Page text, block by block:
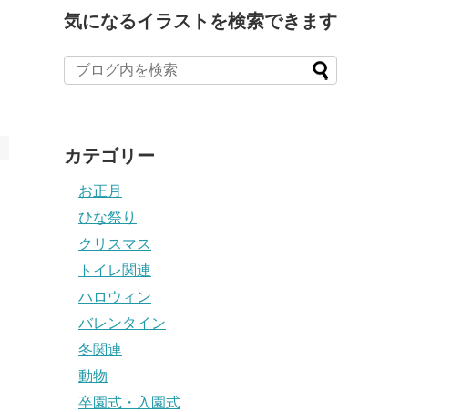
気になるイラストを検索できます
カテゴリー
お正月
ひな祭り
クリスマス
トイレ関連
ハロウィン
バレンタイン
冬関連
動物
卒園式・入園式